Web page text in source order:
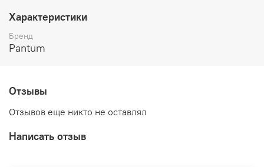
Характеристики
Бренд
Pantum
Отзывы
Отзывов еще никто не оставлял
Написать отзыв